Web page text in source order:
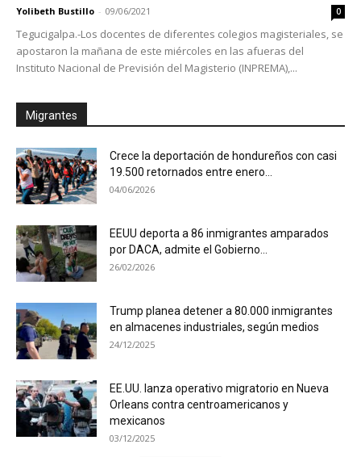
Yolibeth Bustillo - 09/06/2021 0
Tegucigalpa.-Los docentes de diferentes colegios magisteriales, se
apostaron la mañana de este miércoles en las afueras del
Instituto Nacional de Previsión del Magisterio (INPREMA),...
Migrantes
Crece la deportación de hondureños con casi
19.500 retornados entre enero...
04/06/2026
EEUU deporta a 86 inmigrantes amparados
por DACA, admite el Gobierno...
26/02/2026
Trump planea detener a 80.000 inmigrantes
en almacenes industriales, según medios
24/12/2025
EE.UU. lanza operativo migratorio en Nueva
Orleans contra centroamericanos y
mexicanos
03/12/2025